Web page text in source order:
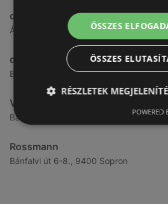
dm
Ágfalvi út 4, 9400, 9400 Sopron
dm
Besenyő u. 23, 9400 Sopron
Vianni
Bánfalvi út 14., 9400 Sopron
Rossmann
Bánfalvi út 6-8., 9400 Sopron
ÖSSZES
ÖSSZES
RÉSZLETEK
POWERED